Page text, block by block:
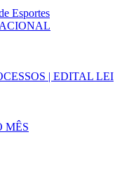
Esportes
| EDITAL LEI
MÊS